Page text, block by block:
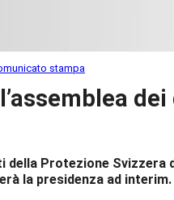
stampa
della Protezione
la presidenza ad interim.